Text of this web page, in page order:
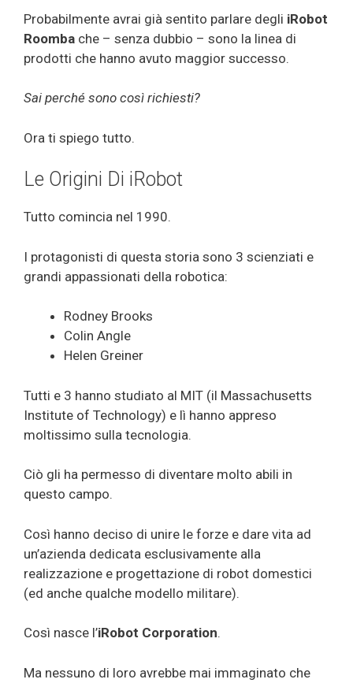
Probabilmente avrai già sentito parlare degli iRobot
Roomba che – senza dubbio – sono la linea di
prodotti che hanno avuto maggior successo.
Sai perché sono così richiesti?
Ora ti spiego tutto.
Le Origini Di iRobot
Tutto comincia nel 1990.
I protagonisti di questa storia sono 3 scienziati e
grandi appassionati della robotica:
Rodney Brooks
Colin Angle
Helen Greiner
Tutti e 3 hanno studiato al MIT (il Massachusetts
Institute of Technology) e lì hanno appreso
moltissimo sulla tecnologia.
Ciò gli ha permesso di diventare molto abili in
questo campo.
Così hanno deciso di unire le forze e dare vita ad
un’azienda dedicata esclusivamente alla
realizzazione e progettazione di robot domestici
(ed anche qualche modello militare).
Così nasce l’iRobot Corporation.
Ma nessuno di loro avrebbe mai immaginato che